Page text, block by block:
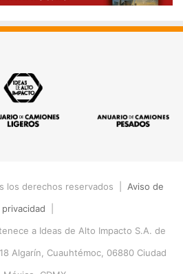
los derechos reservados | Aviso de
privacidad
a Ideas de Alto Impacto S.A. de
Algarín, Cuauhtémoc, 06880 Ciudad